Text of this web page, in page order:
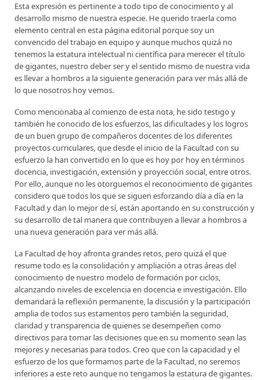
Esta expresión es pertinente a todo tipo de conocimiento y al
desarrollo mismo de nuestra especie. He querido traerla como
elemento central en esta página editorial porque soy un
convencido del trabajo en equipo y aunque muchos quizá no
tenemos la estatura intelectual ni científica para merecer el título
de gigantes, nuestro deber ser y el sentido mismo de nuestra vida
es llevar a hombros a la siguiente generación para ver más allá de
lo que nosotros hoy vemos.
Como mencionaba al comienzo de esta nota, he sido testigo y
también he conocido de los esfuerzos, las dificultades y los logros
de un buen grupo de compañeros docentes de los diferentes
proyectos curriculares, que desde el inicio de la Facultad con su
esfuerzo la han convertido en lo que es hoy por hoy en términos
docencia, investigación, extensión y proyección social, entre otros.
Por ello, aunque no les otorguemos el reconocimiento de gigantes
considero que todos los que se siguen esforzando día a día en la
Facultad y dan lo mejor de sí, están aportando en su construcción y
su desarrollo de tal manera que contribuyen a llevar a hombros a
una nueva generación para ver más allá.
La Facultad de hoy afronta grandes retos, pero quizá el que
resume todo es la consolidación y ampliación a otras áreas del
conocimiento de nuestro modelo de formación por ciclos,
alcanzando niveles de excelencia en docencia e investigación. Ello
demandará la reflexión permanente, la discusión y la participación
amplia de todos sus estamentos pero también la seguridad,
claridad y transparencia de quienes se desempeñen como
directivos para tomar las decisiones que en su momento sean las
mejores y necesarias para todos. Creo que con la capacidad y el
esfuerzo de los que formamos parte de la Facultad, no seremos
inferiores a este reto aunque no tengamos la estatura de gigantes.